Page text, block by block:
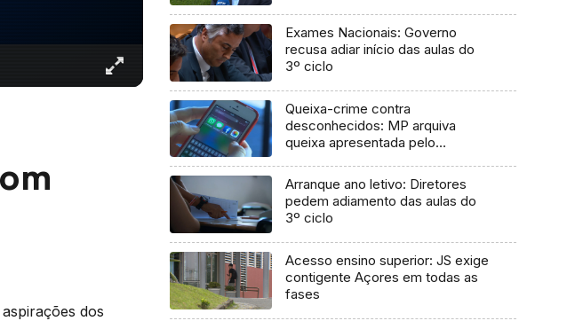
dos
Exames Nacionais: Governo
recusa adiar início das aulas do
3º ciclo
Queixa-crime contra
desconhecidos: MP arquiva
queixa apresentada pelo
Arranque ano letivo: Diretores
pedem adiamento das aulas do
3º ciclo
Acesso ensino superior: JS exige
contigente Açores em todas as
fases